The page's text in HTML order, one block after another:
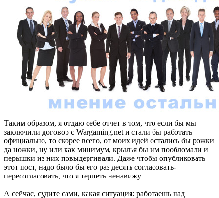
Таким образом, я отдаю себе отчет в том, что если бы мы
заключили договор с Wargaming.net и стали бы работать
официально, то скорее всего, от моих идей остались бы рожки
да ножки, ну или как минимум, крылья бы им пообломали и
перышки из них повыдергивали. Даже чтобы опубликовать
этот пост, надо было бы его раз десять согласовать-
пересогласовать, что я терпеть ненавижу.
А сейчас, судите сами, какая ситуация: работаешь над